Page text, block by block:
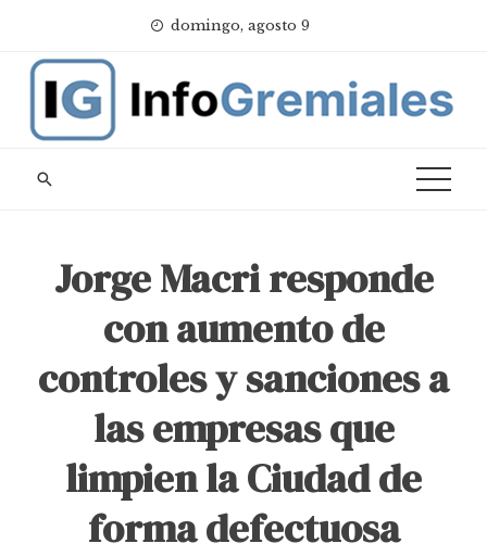
content
domingo, agosto 9
Jorge Macri responde
con aumento de
controles y sanciones a
las empresas que
limpien la Ciudad de
forma defectuosa